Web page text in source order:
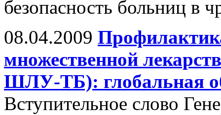
безопасность больниц в
08.04.2009
множественной
ШЛУ-ТБ): глобальная
Вступительное слово